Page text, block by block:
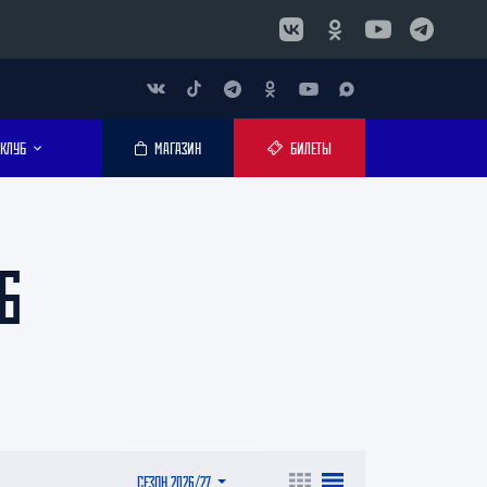
КЛУБ МАГАЗИН БИЛЕТЫ
СЕЗОН 2026/27